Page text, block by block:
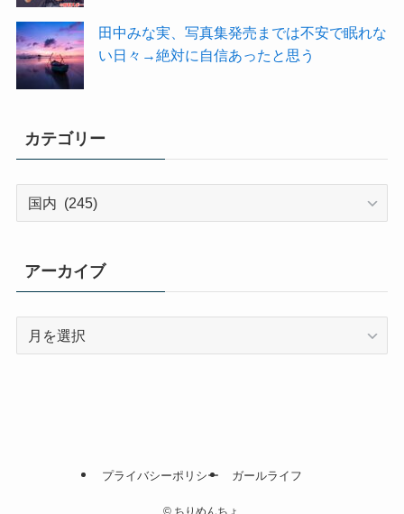
田中みな実、写真集発売までは不安で眠れな
い日々→絶対に自信あったと思う
カテゴリー
カ
リ
ー
アーカイブ
プライバシーポリシー ガールライフ
©ちりめんちょ.